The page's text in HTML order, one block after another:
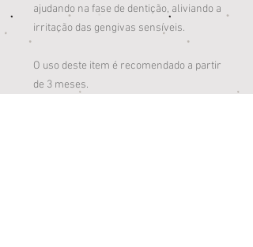
ajudando na fase de dentição, aliviando a
irritação das gengivas sensíveis.
O uso deste item é recomendado a partir
de 3 meses.